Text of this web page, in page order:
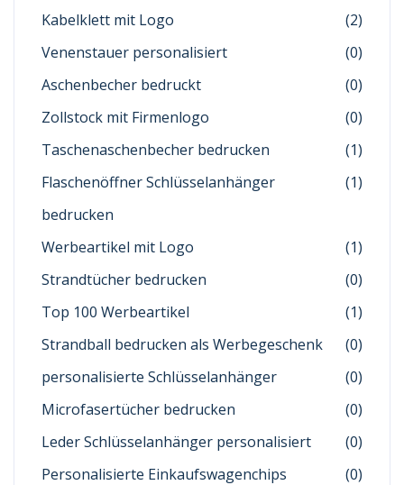
Kabelklett mit Logo
(2)
Venenstauer personalisiert
(0)
Aschenbecher bedruckt
(0)
Zollstock mit Firmenlogo
(0)
Taschenaschenbecher bedrucken
(1)
Flaschenöffner Schlüsselanhänger
bedrucken
(1)
Werbeartikel mit Logo
(1)
Strandtücher bedrucken
(0)
Top 100 Werbeartikel
(1)
Strandball bedrucken als Werbegeschenk
(0)
personalisierte Schlüsselanhänger
(0)
Microfasertücher bedrucken
(0)
Leder Schlüsselanhänger personalisiert
(0)
Personalisierte Einkaufswagenchips
(0)